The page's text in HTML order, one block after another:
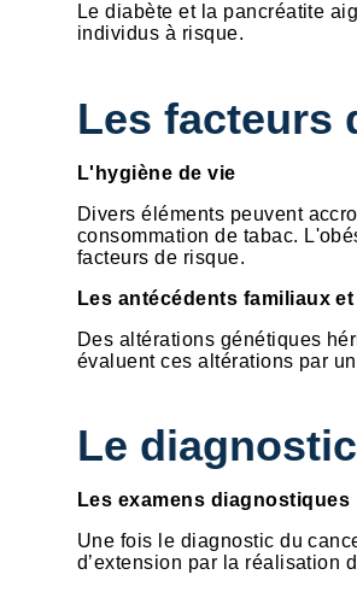
Le diabète et la pancréatite
individus à risque.
Les facteurs
L'hygiène de vie
Divers éléments peuvent
consommation de tabac.
facteurs de risque.
Les antécédents familiaux
Des altérations génétiques
évaluent ces altérations par
Le diagnostic
Les examens diagnostiques
Une fois le diagnostic du
d’extension par la réalisation